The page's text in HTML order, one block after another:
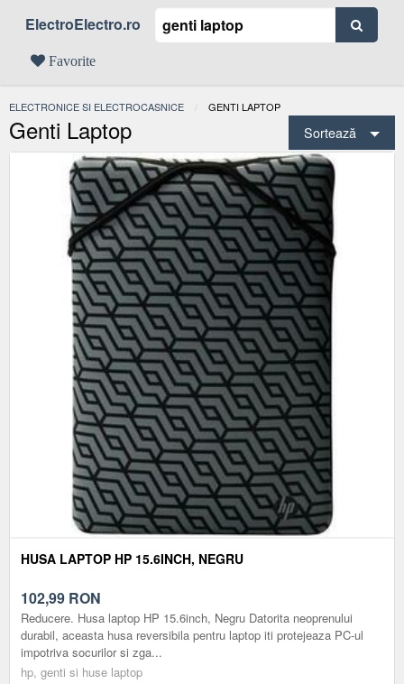
ElectroElectro.ro
Favorite
ELECTRONICE SI ELECTROCASNICE ACTUAL:
GENTI LAPTOP
Genti Laptop Sortează
HUSA LAPTOP HP 15.6INCH, NEGRU
102,99 RON
Reducere. Husa laptop HP 15.6inch, Negru Datorita neoprenului
durabil, aceasta husa reversibila pentru laptop iti protejeaza PC-ul
impotriva socurilor si zga...
hp, genti si huse laptop